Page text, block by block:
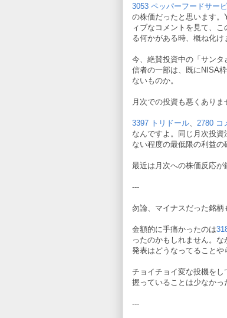
3053 ペッパーフードサー
の株価だったと思います
ィブなコメントを見て、
る何かがある時、概ね化け
今、絶賛投資中の「サン
信者の一部は、既にNISA
ないものか。
月次での投資も悪くありま
3397 トリドール 2780 コ
なんですよ。同じ月次投資
ない程度の最低限の利益の
最近は月次への株価反応が
---
勿論、マイナスだった銘柄
金額的に手痛かったのは
ったのかもしれません。
発表はどうなってることや
チョイチョイ変な投機を
握っていることは少なかっ
---